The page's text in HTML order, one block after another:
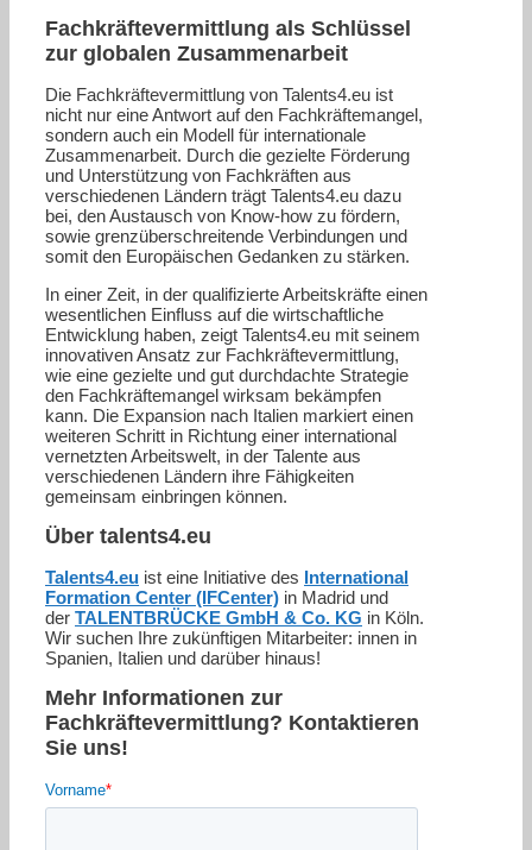
Fachkräftevermittlung als Schlüssel
zur globalen Zusammenarbeit
Die Fachkräftevermittlung von Talents4.eu ist
nicht nur eine Antwort auf den Fachkräftemangel,
sondern auch ein Modell für internationale
Zusammenarbeit. Durch die gezielte Förderung
und Unterstützung von Fachkräften aus
verschiedenen Ländern trägt Talents4.eu dazu
bei, den Austausch von Know-how zu fördern,
sowie grenzüberschreitende Verbindungen und
somit den Europäischen Gedanken zu stärken.
In einer Zeit, in der qualifizierte Arbeitskräfte einen
wesentlichen Einfluss auf die wirtschaftliche
Entwicklung haben, zeigt Talents4.eu mit seinem
innovativen Ansatz zur Fachkräftevermittlung,
wie eine gezielte und gut durchdachte Strategie
den Fachkräftemangel wirksam bekämpfen
kann. Die Expansion nach Italien markiert einen
weiteren Schritt in Richtung einer international
vernetzten Arbeitswelt, in der Talente aus
verschiedenen Ländern ihre Fähigkeiten
gemeinsam einbringen können.
Über talents4.eu
Talents4.eu ist eine Initiative des International
Formation Center (IFCenter) in Madrid und
der TALENTBRÜCKE GmbH & Co. KG in Köln.
Wir suchen Ihre zukünftigen Mitarbeiter: innen in
Spanien, Italien und darüber hinaus!
Mehr Informationen zur
Fachkräftevermittlung? Kontaktieren
Sie uns!